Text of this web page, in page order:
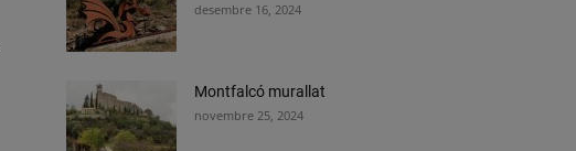
desembre 16, 2024
Montfalcó murallat
novembre 25, 2024